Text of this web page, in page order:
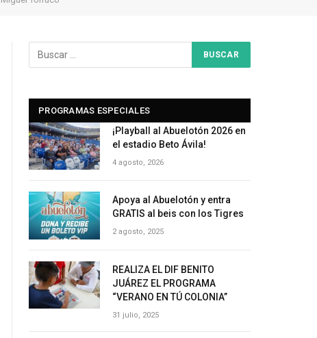
PROGRAMAS ESPECIALES
¡Playball al Abuelotón 2026 en
el estadio Beto Ávila!
4 agosto, 2026
Apoya al Abuelotón y entra
GRATIS al beis con los Tigres
2 agosto, 2025
REALIZA EL DIF BENITO
JUÁREZ EL PROGRAMA
“VERANO EN TÚ COLONIA”
31 julio, 2025